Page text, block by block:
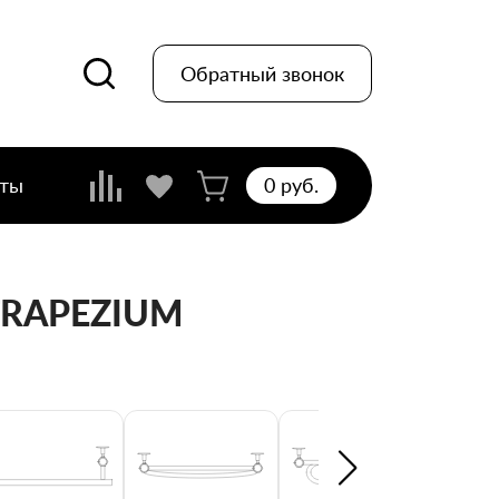
Обратный звонок
0 pуб.